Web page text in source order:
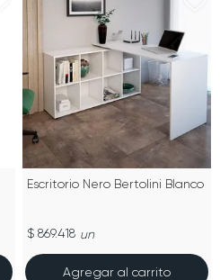
Escritorio Nero Bertolini Blanco
$ 869.418 un
Agregar al carrito